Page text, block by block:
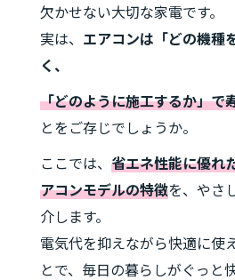
欠かせない大切な家電です。
実は、 エアコンは「どの機種
く、
「どのように施工するか」で
とをご存じでしょうか。
ここでは、 省エネ性能に優れ
アコンモデルの特徴を、やさ
介します。
電気代を抑えながら快適に使
とで、毎日の暮らしがぐっと